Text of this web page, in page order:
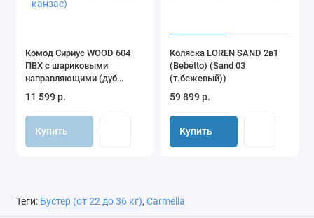
Комод Сириус WOOD 604
ПВХ с шариковыми
направляющими (дуб
11 599 р.
Купить
Коляска LOREN SAND 2в1
(Bebetto) (Sand 03
(т.бежевый))
59 899 р.
Купить
Теги: Бустер (от 22 до 36 кг), Carmella